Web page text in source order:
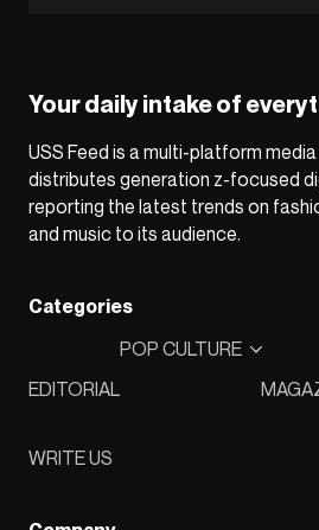
Your daily intake of
USS Feed is a multi-platform
distributes generation z-focused
reporting the latest trends on
and music to its audience.
Categories
EDITORIAL
POP CULTURE
WRITE US